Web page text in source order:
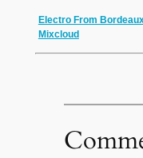
Electro From
Mixcloud